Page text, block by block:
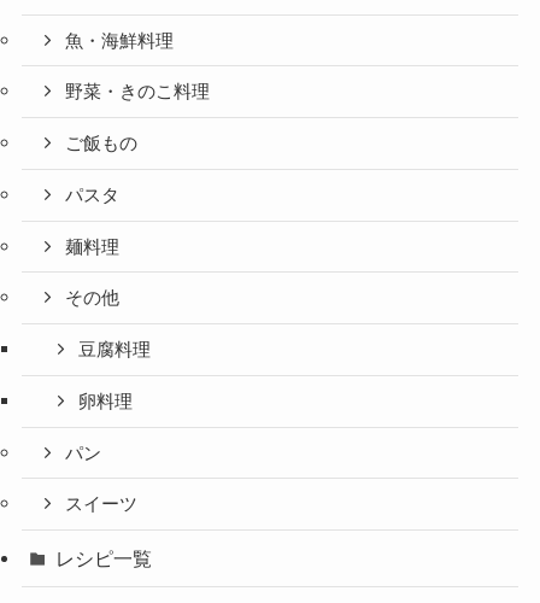
魚・海鮮料理
野菜・きのこ料理
ご飯もの
パスタ
麺料理
その他
豆腐料理
卵料理
パン
スイーツ
レシピ一覧